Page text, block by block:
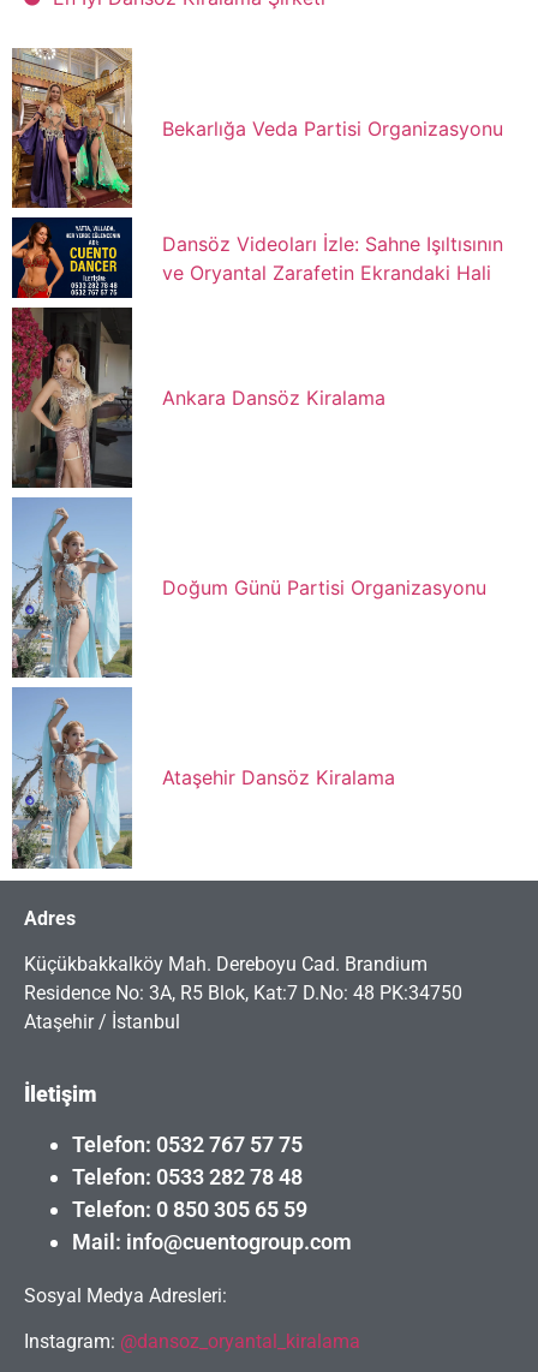
Bekarlığa Veda Partisi Organizasyonu
Dansöz Videoları İzle: Sahne Işıltısının
ve Oryantal Zarafetin Ekrandaki Hali
Ankara Dansöz Kiralama
Doğum Günü Partisi Organizasyonu
Ataşehir Dansöz Kiralama
Adres
Küçükbakkalköy Mah. Dereboyu Cad. Brandium
Residence No: 3A, R5 Blok, Kat:7 D.No: 48 PK:34750
Ataşehir / İstanbul
İletişim
Telefon: 0532 767 57 75
Telefon: 0533 282 78 48
Telefon: 0 850 305 65 59
Mail: info@cuentogroup.com
Sosyal Medya Adresleri:
Instagram: @dansoz_oryantal_kiralama